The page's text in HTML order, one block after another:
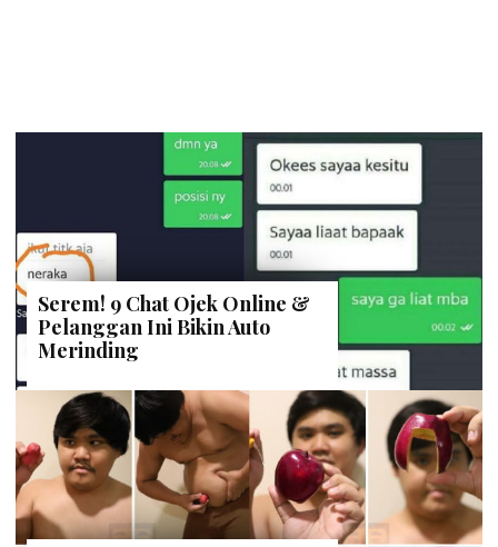
Serem! 9 Chat Ojek Online &
Pelanggan Ini Bikin Auto
Merinding